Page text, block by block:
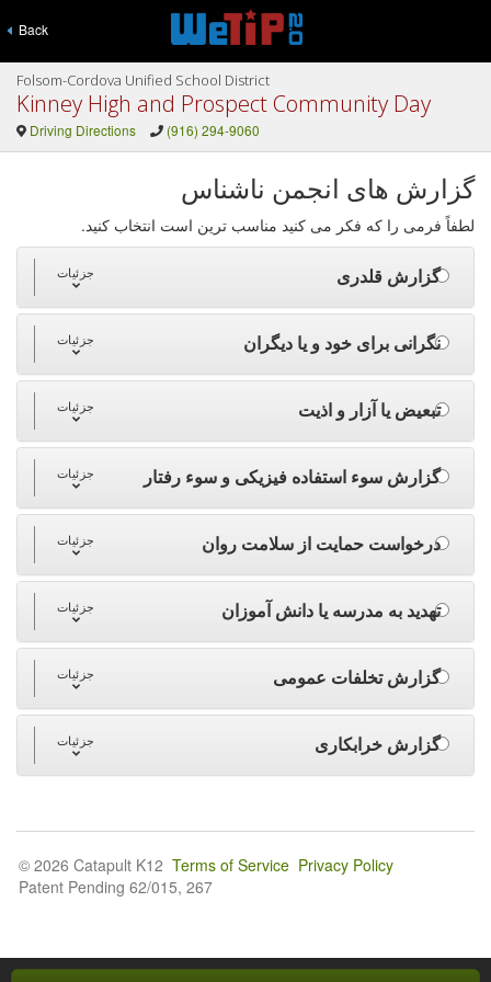
Back
Folsom-Cordova Unified School District
Kinney High and Prospect Community Day
Driving Directions (916) 294-9060
گزارش های انجمن ناشناس
لطفاً فرمی را که فکر می کنید مناسب ترین است انتخاب کنید.
گزارش قلدری جزئیات
نگرانی برای خود و یا دیگران جزئیات
تبعیض یا آزار و اذیت جزئیات
گزارش سوء استفاده فیزیکی و سوء رفتار جزئیات
درخواست حمایت از سلامت روان جزئیات
تهدید به مدرسه یا دانش آموزان جزئیات
گزارش تخلفات عمومی جزئیات
گزارش خرابکاری جزئیات
© 2026 Catapult K12 Terms of Service Privacy Policy
Patent Pending 62/015, 267